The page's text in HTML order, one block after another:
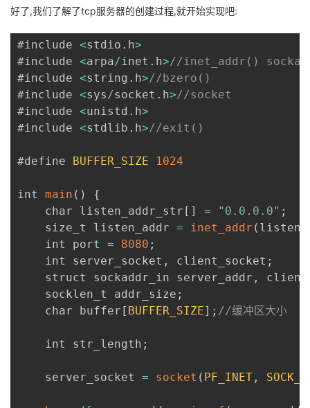
好了,我们了解了tcp服务器的创建过程,就开始实现吧:
#include <stdio . h>
#include <arpa/inet . h>//inet_addr()
#include <string . h>//bzero()
#include <sys/socket . h>//socket
#include <unistd . h>
#include <stdlib . h>//exit()
#define BUFFER_SIZE 1024
int main ( )
{
    char listen_addr_str
[ ] = "0.0.0.0" ;
    size_t listen_addr
= inet_addr (
    int port
= 8080 ;
    int server_socket
, client_socket ;
    struct sockaddr_in server_addr
,
    socklen_t addr_size
;
    char buffer
[ BUFFER_SIZE] ; //缓冲区大小
    int str_length
;
    server_socket
= socket ( PF_INET ,